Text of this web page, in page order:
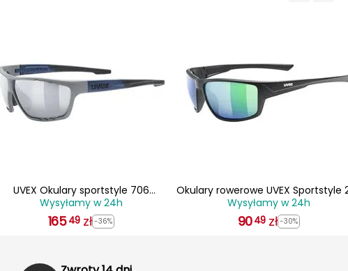
UVEX Okulary sportstyle 706
(53/2/006/2716/UNI) szare
Wysyłamy w 24h
16549 zł -36%
Okulary rowerowe UVEX Sportstyle
czarne
Wysyłamy w 24h
9049 zł -30%